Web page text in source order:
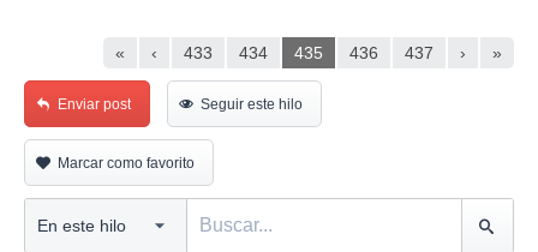
« ‹ 433 434 435 436 437 › »
Enviar post Seguir este hilo
Marcar como favorito